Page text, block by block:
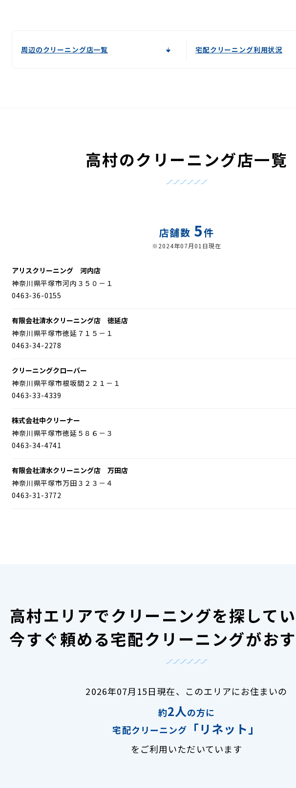
周辺のクリーニング店一覧 宅配クリーニング利用状況
高村のクリーニング店一覧
店舗数 5件
※2024年07月01日現在
アリスクリーニング 河内店
神奈川県平塚市河内３５０－１
0463-36-0155
有限会社清水クリーニング店 徳延店
神奈川県平塚市徳延７１５－１
0463-34-2278
クリーニングクローバー
神奈川県平塚市根坂間２２１－１
0463-33-4339
株式会社中クリーナー
神奈川県平塚市徳延５８６－３
0463-34-4741
有限会社清水クリーニング店 万田店
神奈川県平塚市万田３２３－４
0463-31-3772
高村エリアでクリーニングを探して
今すぐ頼める宅配クリーニングがお
2026年07月15日現在、
このエリアにお住まいの
約2人の方に
宅配クリーニング
「リネット」
をご利用いただいています